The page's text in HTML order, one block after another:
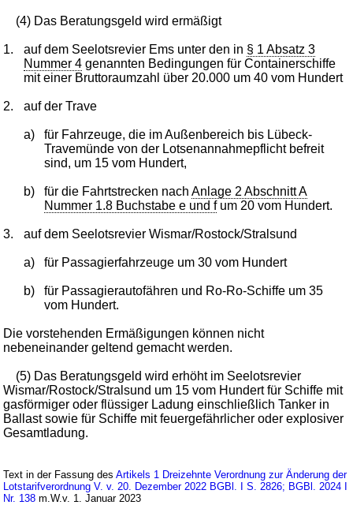
(4) Das Beratungsgeld wird ermäßigt
1. auf dem Seelotsrevier Ems unter den in § 1 Absatz 3
Nummer 4 genannten Bedingungen für Containerschiffe
mit einer Bruttoraumzahl über 20.000 um 40 vom Hundert
2. auf der Trave
a)
für Fahrzeuge, die im Außenbereich bis Lübeck-
Travemünde von der Lotsenannahmepflicht befreit
sind, um 15 vom Hundert,
b) für die Fahrtstrecken nach Anlage 2 Abschnitt A
Nummer 1.8 Buchstabe e und fum 20 vom Hundert.
3. auf dem Seelotsrevier Wismar/Rostock/Stralsund
a) für Passagierfahrzeuge um 30 vom Hundert
b)
für Passagierautofähren und Ro-Ro-Schiffe um 35
vom Hundert.
Die vorstehenden Ermäßigungen können nicht
nebeneinander geltend gemacht werden.
(5) Das Beratungsgeld wird erhöht im Seelotsrevier
Wismar/Rostock/Stralsund um 15 vom Hundert für Schiffe mit
gasförmiger oder flüssiger Ladung einschließlich Tanker in
Ballast sowie für Schiffe mit feuergefährlicher oder explosiver
Gesamtladung.
Text in der Fassung desArtikels 1 Dreizehnte Verordnung zur Änderung der
Lotstarifverordnung V. v. 20. Dezember 2022 BGBl. I S. 2826; BGBl. 2024 I
Nr. 138 m.W.v. 1. Januar 2023